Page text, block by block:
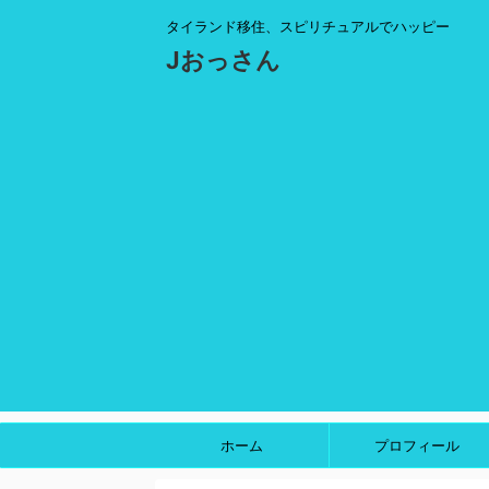
タイランド移住、スピリチュアルでハッピー
Jおっさん
ホーム プロフィール